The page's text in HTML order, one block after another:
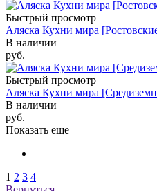
Быстрый просмотр
Аляска Кухни мира
В наличии
руб.
Быстрый просмотр
Аляска Кухни мира
В наличии
руб.
Показать еще
1 2 3 4